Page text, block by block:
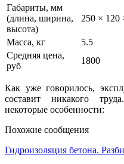
Габариты, мм
(длина, ширина,
высота)
250 × 120
Масса, кг 5.5
Средняя цена,
руб
1800
Как уже говорилось,
составит никакого
некоторые особенности:
Похожие сообщения
Гидроизоляция бетона.